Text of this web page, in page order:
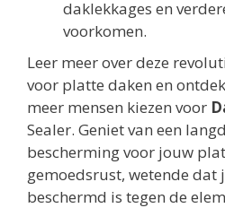
daklekkages en
voorkomen.
Leer meer over deze
voor platte daken en
meer mensen kiezen voor
Sealer. Geniet van een
bescherming voor jouw
gemoedsrust, wetende dat
beschermd is tegen de